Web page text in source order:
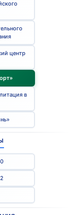
центр
в